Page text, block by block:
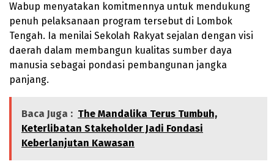
Wabup menyatakan komitmennya untuk mendukung
penuh pelaksanaan program tersebut di Lombok
Tengah. Ia menilai Sekolah Rakyat sejalan dengan visi
daerah dalam membangun kualitas sumber daya
manusia sebagai pondasi pembangunan jangka
panjang.
Baca Juga : The Mandalika Terus Tumbuh,
Keterlibatan Stakeholder Jadi Fondasi
Keberlanjutan Kawasan